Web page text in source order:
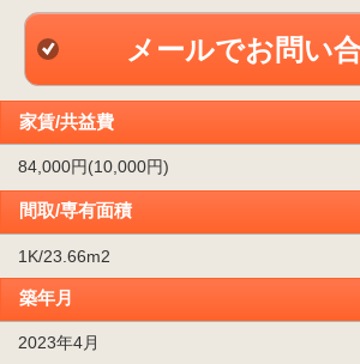
メールでお問い
家賃/共益費
84,000円(10,000円)
間取/専有面積
1K/23.66m2
築年月
2023年4月